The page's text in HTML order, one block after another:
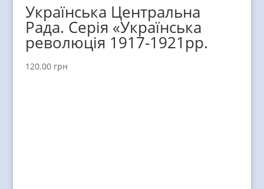
Українська Центральна
Рада. Серія «Українська
революція 1917-1921рр.
120.00 грн